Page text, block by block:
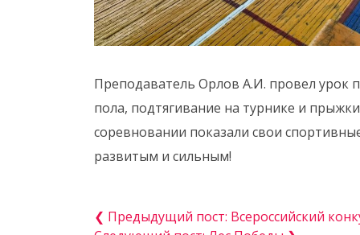
Преподаватель Орлов А.И. провел урок
пола, подтягивание на турнике и
соревновании показали свои
развитым и сильным!
❮ Предыдущий пост: Всероссийский